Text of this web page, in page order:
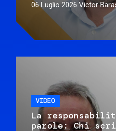
06 Luglio 2026 Victor
VIDEO
La
parole: Chi